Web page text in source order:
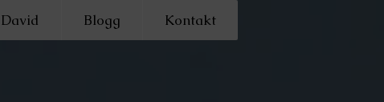
Blogg Kontakt